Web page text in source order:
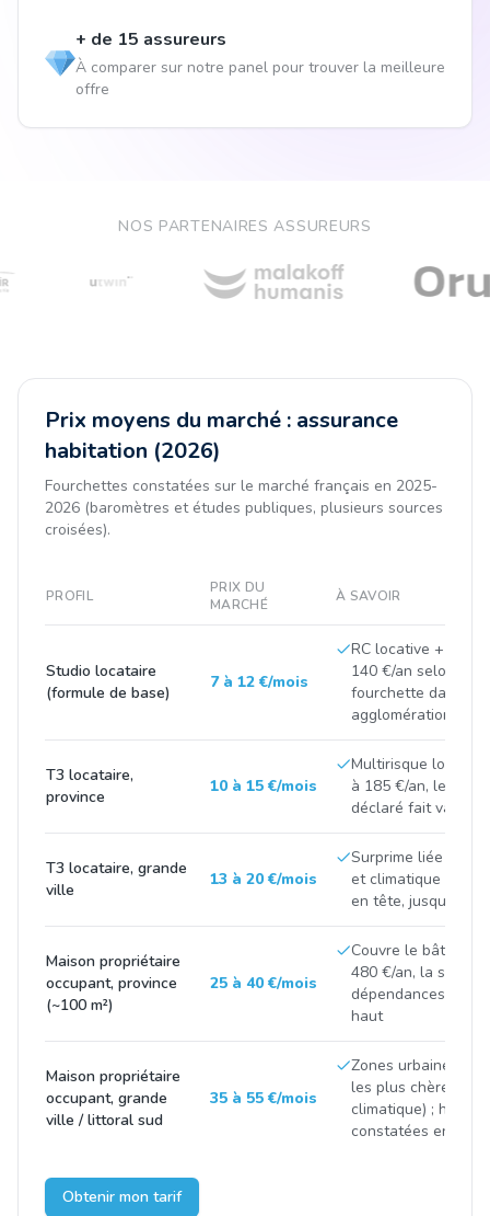
+ de 15 assureurs
À comparer sur notre panel pour trouver la meilleure
offre
NOS PARTENAIRES ASSUREURS
Prix moyens du marché : assurance
habitation (2026)
Fourchettes constatées sur le marché français en 2025-
2026 (baromètres et études publiques, plusieurs sources
croisées).
PROFIL
PRIX DU
MARCHÉ
À SAVOIR
Studio locataire
(formule de base)
7 à 12 €/mois
RC locative +
140 €/an selon la
fourchette dans
agglomérations
T3 locataire,
province
10 à 15 €/mois
Multirisque
à 185 €/an, le
déclaré fait varier
T3 locataire, grande
ville
13 à 20 €/mois
Surprime liée au
et climatique
en tête, jusqu'à
Maison propriétaire
occupant, province
(~100 m²)
25 à 40 €/mois
Couvre le bâti + le
480 €/an, la
dépendances
haut
Maison propriétaire
occupant, grande
ville / littoral sud
35 à 55 €/mois
Zones urbaines et
les plus chères
climatique) ;
constatées en 2025
Obtenir mon tarif